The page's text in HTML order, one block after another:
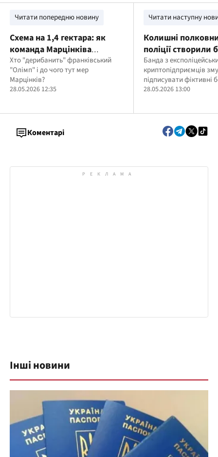
Читати попередню новину
Схема на 1,4 гектара: як
команда Марцінківа
"підготувала"
франківський "Олімп" до
знесення?
Хто "дерибанить" франківський
"Олімп" і до чого тут мер
Марцінків?
28.05.2026 12:35
Читати наступну
Колишні
поліції створили
"заробили" $2,2
Банда з
криптопідприємців
підписувати фіктивні
28.05.2026 13:00
Коментарі
Інші новини